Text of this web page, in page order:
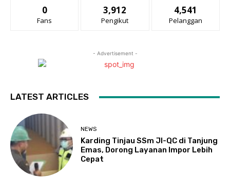
0
Fans
3,912
Pengikut
4,541
Pelanggan
- Advertisement -
LATEST ARTICLES
NEWS
Karding Tinjau SSm JI-QC di Tanjung
Emas, Dorong Layanan Impor Lebih
Cepat